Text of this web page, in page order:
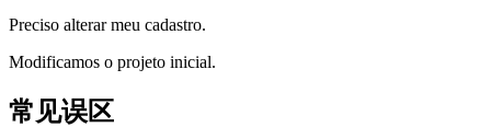
Preciso alterar meu cadastro.
Modificamos o projeto inicial.
常见误区